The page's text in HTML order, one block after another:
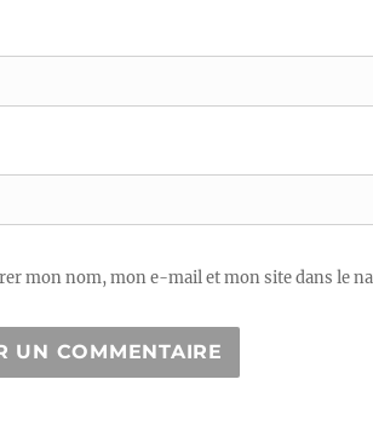
mon nom, mon e-mail et mon site dans le